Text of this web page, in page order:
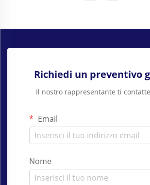
Richiedi un preventivo
Il nostro rappresentante ti
Email
Nome